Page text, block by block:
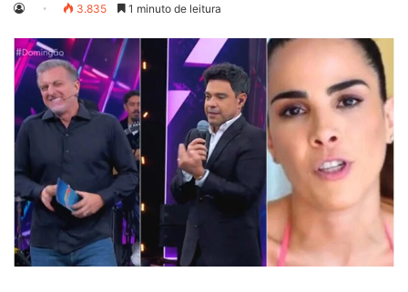
3.835 1 minuto de leitura